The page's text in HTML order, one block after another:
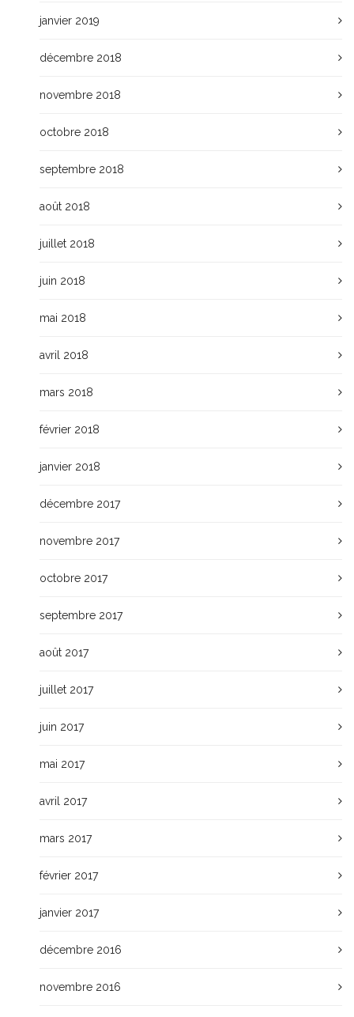
janvier 2019
décembre 2018
novembre 2018
octobre 2018
septembre 2018
août 2018
juillet 2018
juin 2018
mai 2018
avril 2018
mars 2018
février 2018
janvier 2018
décembre 2017
novembre 2017
octobre 2017
septembre 2017
août 2017
juillet 2017
juin 2017
mai 2017
avril 2017
mars 2017
février 2017
janvier 2017
décembre 2016
novembre 2016